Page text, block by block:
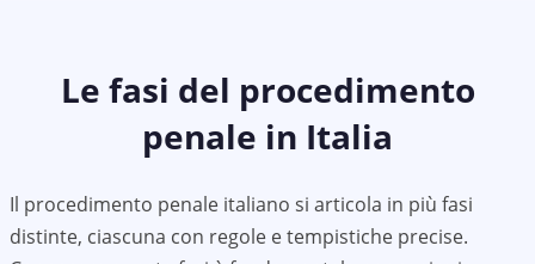
Le fasi del procedimento
penale in Italia
Il procedimento penale italiano si articola in più fasi
distinte, ciascuna con regole e tempistiche precise.